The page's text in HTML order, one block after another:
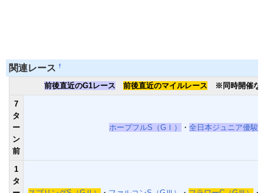
関連レース †
前後直近のG1レース 前後直近のマイルレース ※同時開催な
7
タ
ー
ン
前
ホープフルS（GⅠ） ・ 全日本ジュニア優駿
1
タ